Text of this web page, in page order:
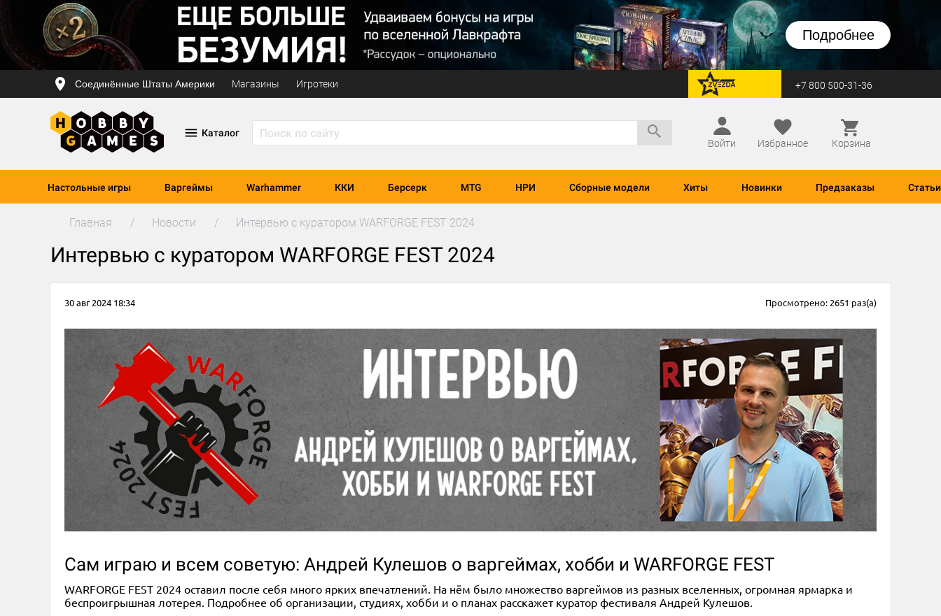
Подробнее
Соединённые Штаты Америки Магазины Игротеки перейти на Zvezda +7 800 500-31-36
Каталог
Войти
Избранное Корзина
Настольные игры Варгеймы Warhammer ККИ Берсерк MTG НРИ Сборные модели Хиты Новинки Предзаказы Статьи
Главная Новости Интервью с куратором WARFORGE FEST 2024
Интервью с куратором WARFORGE FEST 2024
30 авг 2024 18:34 Просмотрено: 2651 раз(а)
Сам играю и всем советую: Андрей Кулешов о варгеймах, хобби и WARFORGE FEST
WARFORGE FEST 2024 оставил после себя много ярких впечатлений. На нём было множество варгеймов из разных вселенных, огромная ярмарка и
беспроигрышная лотерея. Подробнее об организации, студиях, хобби и о планах расскажет куратор фестиваля Андрей Кулешов.